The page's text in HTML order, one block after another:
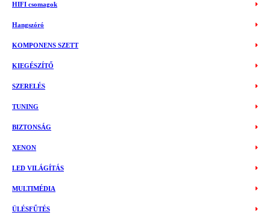
HIFI csomagok
Hangszóró
KOMPONENS SZETT
KIEGÉSZÍTŐ
SZERELÉS
TUNING
BIZTONSÁG
XENON
LED VILÁGÍTÁS
MULTIMÉDIA
ÜLÉSFŰTÉS